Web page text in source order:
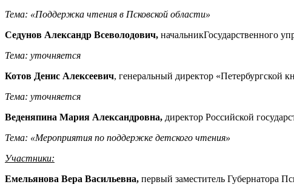
Тема: «Поддержка чтения в Псковской области»
Седунов Александр Всеволодович, начальникГосударственного
Тема: уточняется
Котов Денис Алексеевич, генеральный директор «Петербургской
Тема: уточняется
Веденяпина Мария Александровна, директор Российской
Тема: «Мероприятия по поддержке детского чтения»
Участники:
Емельянова Вера Васильевна, первый заместитель Губернатора